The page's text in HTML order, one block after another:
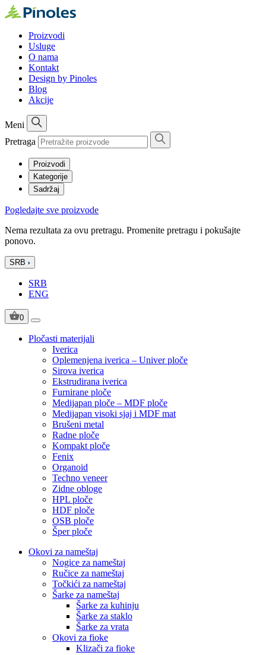
Proizvodi
Usluge
O nama
Kontakt
Design by Pinoles
Blog
Akcije
Meni
Pretraga
Proizvodi
Kategorije
Sadržaj
Pogledajte sve proizvode
Nema rezultata za ovu pretragu. Promenite pretragu i pokušajte
ponovo.
SRB
SRB
ENG
0
Pločasti materijali
Iverica
Oplemenjena iverica – Univer ploče
Sirova iverica
Ekstrudirana iverica
Furnirane ploče
Medijapan ploče – MDF ploče
Medijapan visoki sjaj i MDF mat
Brušeni metal
Radne ploče
Kompakt ploče
Fenix
Organoid
Techno veneer
Zidne obloge
HPL ploče
HDF ploče
OSB ploče
Šper ploče
Okovi za nameštaj
Nogice za nameštaj
Ručice za nameštaj
Točkići za nameštaj
Šarke za nameštaj
Šarke za kuhinju
Šarke za staklo
Šarke za vrata
Okovi za fioke
Klizači za fioke